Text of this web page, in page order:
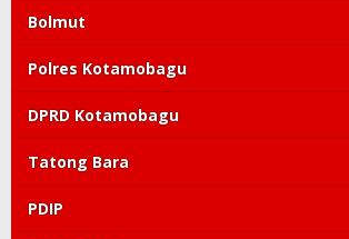
Bolmut
Polres Kotamobagu
DPRD Kotamobagu
Tatong Bara
PDIP